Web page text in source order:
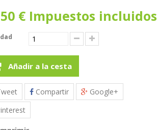
€ Impuestos incluidos
Añadir a la cesta
Compartir
Google+